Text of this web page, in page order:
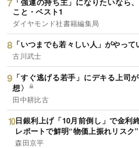
こと・ベスト1
ダイヤモンド社書籍編集局
「いつまでも若々しい人」がやっ
古川武士
「すぐ逃げる若手」にデキる上司
想〉
田中耕比古
日銀利上げ「10月前倒し」で金利
レポートで鮮明“物価上振れリスク
森田京平